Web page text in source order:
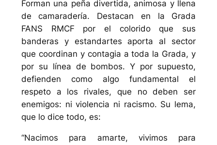
Forman una peña divertida, animosa y llena
de camaradería. Destacan en la Grada
FANS RMCF por el colorido que sus
banderas y estandartes aporta al sector
que coordinan y contagia a toda la Grada, y
por su línea de bombos. Y por supuesto,
defienden como algo fundamental el
respeto a los rivales, que no deben ser
enemigos: ni violencia ni racismo. Su lema,
que lo dice todo, es:
“Nacimos para amarte, vivimos para